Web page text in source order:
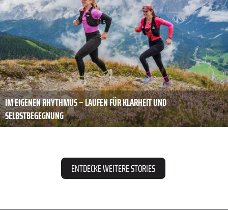
IM EIGENEN RHYTHMUS – LAUFEN FÜR KLARHEIT UND
SELBSTBEGEGNUNG
ENTDECKE WEITERE STORIES